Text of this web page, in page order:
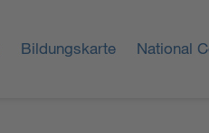
Bildungskarte National